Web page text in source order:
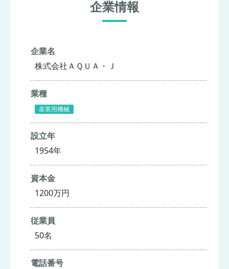
企業情報
企業名
株式会社ＡＱＵＡ・Ｊ
業種
産業用機械
設立年
1954年
資本金
1200万円
従業員
50名
電話番号